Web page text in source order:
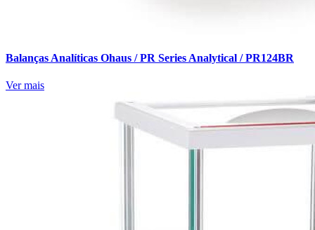
Balanças Analíticas Ohaus / PR Series Analytical / PR124BR
Ver mais